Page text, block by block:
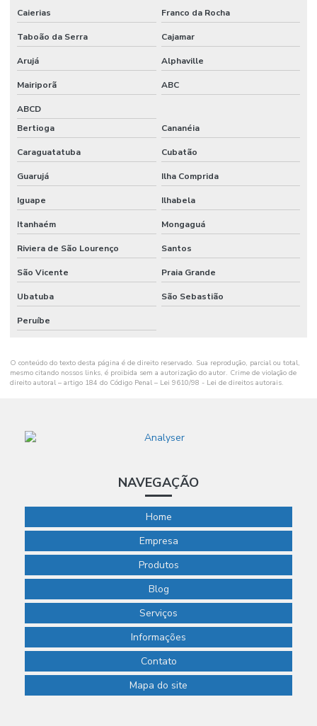
Caierias Franco da Rocha
Taboão da Serra Cajamar
Arujá Alphaville
Mairiporã ABC
ABCD
Bertioga
Cananéia
Caraguatatuba Cubatão
Guarujá Ilha Comprida
Iguape Ilhabela
Itanhaém Mongaguá
Riviera de São Lourenço Santos
São Vicente Praia Grande
Ubatuba São Sebastião
Peruíbe
O conteúdo do texto desta página é de direito reservado. Sua reprodução, parcial ou total,
mesmo citando nossos links, é proibida sem a autorização do autor. Crime de violação de
direito autoral – artigo 184 do Código Penal – Lei 9610/98 - Lei de direitos autorais.
NAVEGAÇÃO
Home
Empresa
Produtos
Blog
Serviços
Informações
Contato
Mapa do site